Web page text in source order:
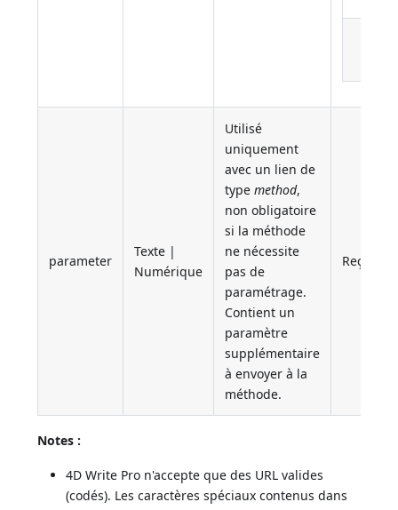
parameter
Texte |
Numérique
Utilisé
uniquement
avec un lien de
typemethod,
non obligatoire
si la méthode
ne nécessite
pas de
paramétrage.
Contient un
paramètre
supplémentaire
à envoyer à la
méthode.
Reçu en
Notes :
4D Write Pro n'accepte que des URL valides
(codés). Les caractères spéciaux contenus dans